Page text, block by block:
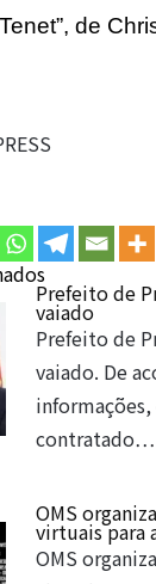
de
Prefeito de
vaiado
Prefeito de
vaiado. De
contratado…
OMS
virtuais para
OMS